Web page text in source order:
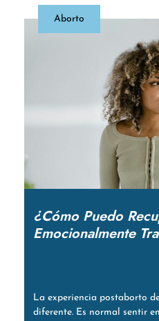
Aborto
¿Cómo Puedo
Emocionalmente
La experiencia postaborto
diferente. Es normal sentir